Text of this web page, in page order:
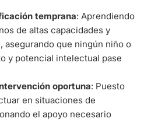
temprana: Aprendiendo
de altas capacidades y
asegurando que ningún niño o
y potencial intelectual pase
oportuna: Puesto
en situaciones de
el apoyo necesario